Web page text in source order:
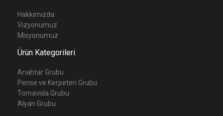
Hakkımızda
Vizyonumuz
Misyonumuz
Ürün Kategorileri
Anahtar Grubu
Pense ve Kerpeten Grubu
Tornavida Grubu
Alyan Grubu